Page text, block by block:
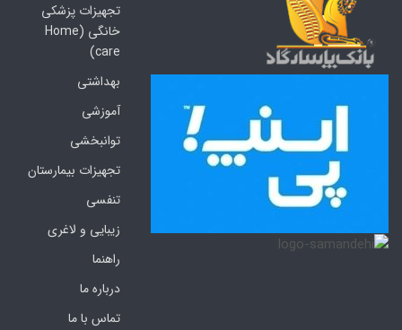
تجهیزات پزشکی
خانگی (Home
care)
بهداشتی
آموزشی
توانبخشی
تجهیزات بیمارستان
تنفسی
زیبایی و لاغری
راهنما
درباره ما
تماس با ما